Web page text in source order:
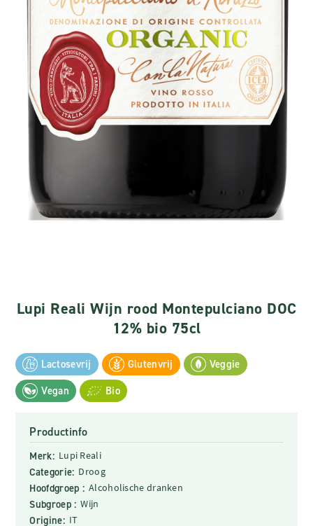
Lupi Reali Wijn rood Montepulciano DOC
12% bio 75cl
Lactosevrij Glutenvrij
Veggie
Vegan
Bio
Productinfo
Merk: Lupi Reali
Categorie: Droog
Hoofdgroep : Alcoholische dranken
Subgroep : Wijn
Origine: IT